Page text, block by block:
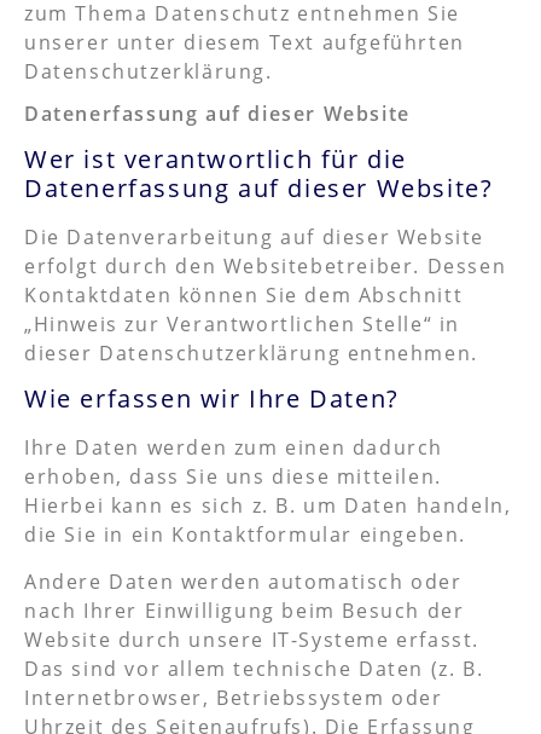
zum Thema Datenschutz entnehmen Sie
unserer unter diesem Text aufgeführten
Datenschutzerklärung.
Datenerfassung auf dieser Website
Wer ist verantwortlich für die
Datenerfassung auf dieser Website?
Die Datenverarbeitung auf dieser Website
erfolgt durch den Websitebetreiber. Dessen
Kontaktdaten können Sie dem Abschnitt
„Hinweis zur Verantwortlichen Stelle“ in
dieser Datenschutzerklärung entnehmen.
Wie erfassen wir Ihre Daten?
Ihre Daten werden zum einen dadurch
erhoben, dass Sie uns diese mitteilen.
Hierbei kann es sich z. B. um Daten handeln,
die Sie in ein Kontaktformular eingeben.
Andere Daten werden automatisch oder
nach Ihrer Einwilligung beim Besuch der
Website durch unsere IT-Systeme erfasst.
Das sind vor allem technische Daten (z. B.
Internetbrowser, Betriebssystem oder
Uhrzeit des Seitenaufrufs). Die Erfassung